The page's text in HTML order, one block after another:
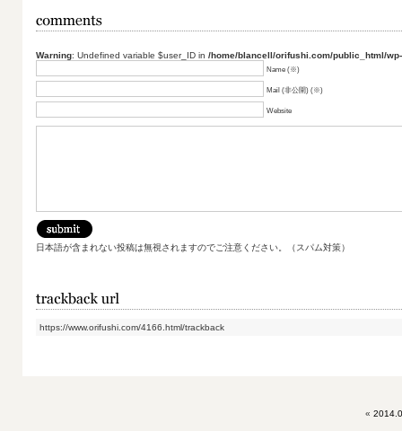
Warning: Undefined variable $user_ID in /home/blancell/orifushi.com/public_html/
Name (※)
Mail (非公開) (※)
Website
日本語が含まれない投稿は無視されますのでご注意ください。（スパム対策）
https://www.orifushi.com/4166.html/trackback
«